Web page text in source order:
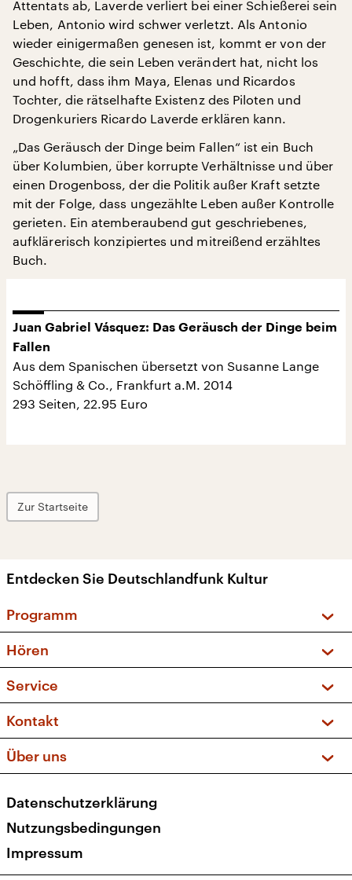
Attentats ab, Laverde verliert bei einer Schießerei sein
Leben, Antonio wird schwer verletzt. Als Antonio
wieder einigermaßen genesen ist, kommt er von der
Geschichte, die sein Leben verändert hat, nicht los
und hofft, dass ihm Maya, Elenas und Ricardos
Tochter, die rätselhafte Existenz des Piloten und
Drogenkuriers Ricardo Laverde erklären kann.
„Das Geräusch der Dinge beim Fallen“ ist ein Buch
über Kolumbien, über korrupte Verhältnisse und über
einen Drogenboss, der die Politik außer Kraft setzte
mit der Folge, dass ungezählte Leben außer Kontrolle
gerieten. Ein atemberaubend gut geschriebenes,
aufklärerisch konzipiertes und mitreißend erzähltes
Buch.
Juan Gabriel Vásquez: Das Geräusch der Dinge beim
Fallen
Aus dem Spanischen übersetzt von Susanne Lange
Schöffling & Co., Frankfurt a.M. 2014
293 Seiten, 22.95 Euro
Zur Startseite
Entdecken Sie Deutschlandfunk Kultur
Programm
Sendungen und Podcasts
Musikliste
Kakadu – Das Kinderprogramm
Hören
Frequenzen (UKW + DAB+)
Service
FAQ
Apps
Newsletter
Veranstaltungen
Kontakt
Social Media
Über uns
Presse
Karriere
Transparenz
Datenschutzerklärung
Nutzungsbedingungen
Impressum